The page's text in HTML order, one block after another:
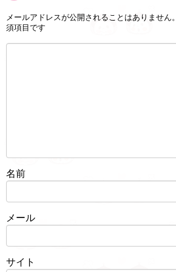
メールアドレスが公開されることはありません。
須項目です
名前
メール
サイト